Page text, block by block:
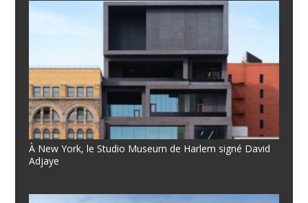
À New York, le Studio Museum de Harlem signé David
Adjaye